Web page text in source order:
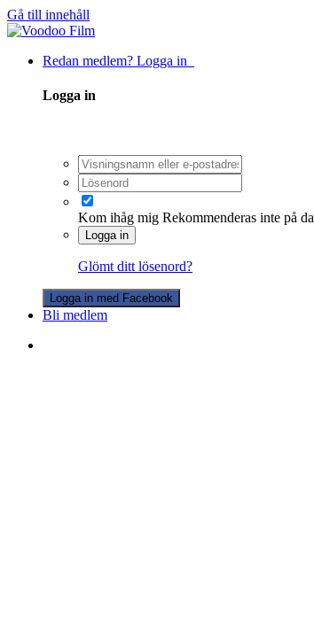
Gå till innehåll
Redan medlem? Logga in
Logga in
Kom ihåg mig Rekommenderas inte på
Logga in
Glömt ditt lösenord?
Logga in med Facebook
Bli medlem